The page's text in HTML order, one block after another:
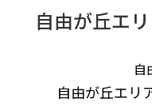
自由が丘エ
自
自由が丘エリ